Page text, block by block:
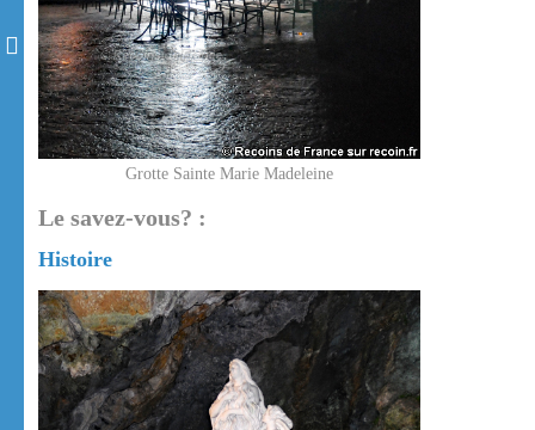
Grotte Sainte Marie Madeleine
Le savez-vous? :
Histoire